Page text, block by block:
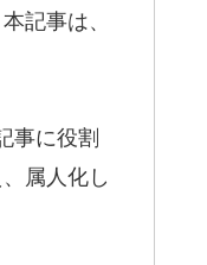
記事は、
事に役割
属人化し